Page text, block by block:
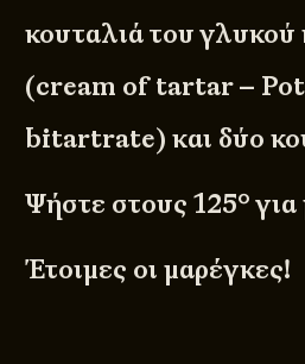
κουταλιά του γλυκού
(cream of tartar –
bitartrate) και δύο
Ψήστε στους 125° για
Έτοιμες οι μαρέγκες!